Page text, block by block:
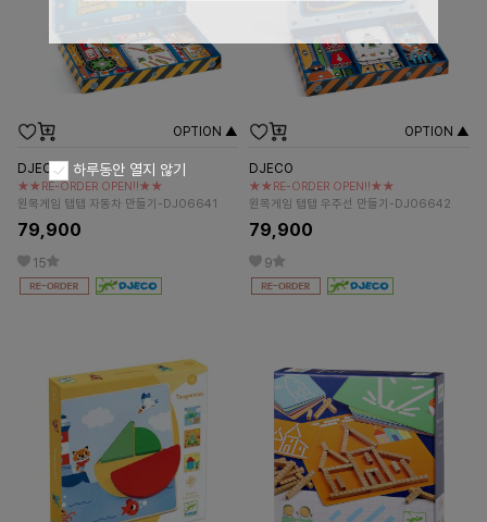
OPTION ▲
DJECO
★★RE-ORDER OPEN!!★★
원목게임 탭탭 자동차 만들기-DJ06641
79,900
15
OPTION ▲
DJECO
★★RE-ORDER OPEN!!★★
원목게임 탭탭 우주선 만들기-DJ06642
79,900
9
하루동안 열지 않기